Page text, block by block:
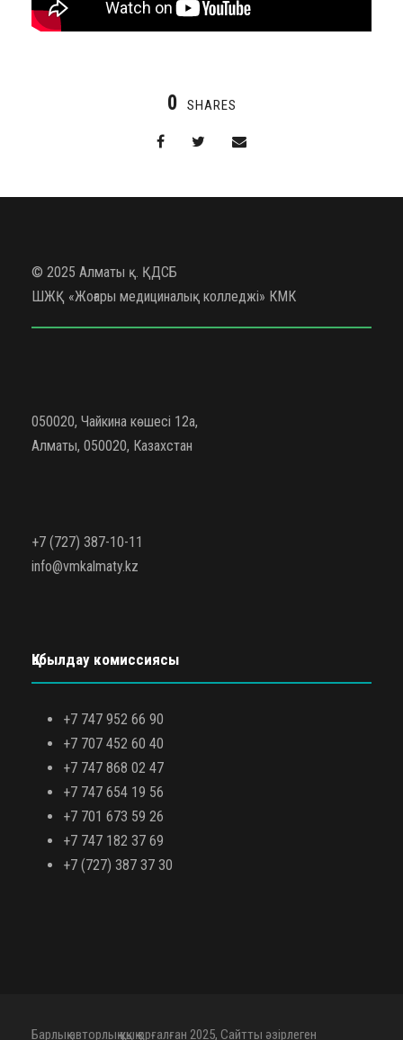
0 SHARES
© 2025 Алматы қ. ҚДСБ
ШЖҚ «Жоғары медициналық колледжі» КМК
050020, Чайкина көшесі 12а,
Алматы, 050020, Казахстан
+7 (727) 387-10-11
info@vmkalmaty.kz
Қабылдау комиссиясы
+7 747 952 66 90
+7 707 452 60 40
+7 747 868 02 47
+7 747 654 19 56
+7 701 673 59 26
+7 747 182 37 69
+7 (727) 387 37 30
Барлық авторлық құқық қорғалған 2025, Сайтты әзірлеген